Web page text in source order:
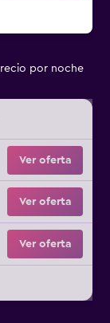
por noche
Ver oferta
Ver oferta
Ver oferta